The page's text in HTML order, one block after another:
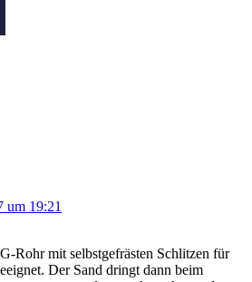
um 19:21
Rohr mit selbstgefrästen Schlitzen für
Der Sand dringt dann beim